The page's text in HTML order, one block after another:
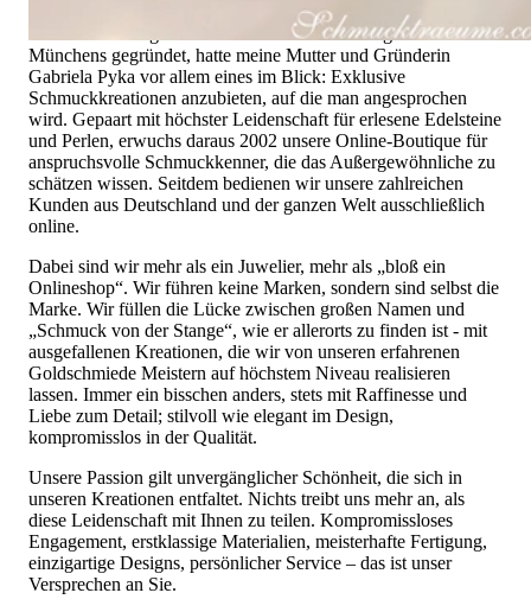
ist nicht nur unsere Überzeugung, sondern auch der Gedanke,
mit dem alles begann. 1995 als kleines Juweliergeschäft nahe
Münchens gegründet, hatte meine Mutter und Gründerin
Gabriela Pyka vor allem eines im Blick: Exklusive
Schmuckkreationen anzubieten, auf die man angesprochen
wird. Gepaart mit höchster Leidenschaft für erlesene Edelsteine
und Perlen, erwuchs daraus 2002 unsere Online-Boutique für
anspruchsvolle Schmuckkenner, die das Außergewöhnliche zu
schätzen wissen. Seitdem bedienen wir unsere zahlreichen
Kunden aus Deutschland und der ganzen Welt ausschließlich
online.
Dabei sind wir mehr als ein Juwelier, mehr als „bloß ein
Onlineshop“. Wir führen keine Marken, sondern sind selbst die
Marke. Wir füllen die Lücke zwischen großen Namen und
„Schmuck von der Stange“, wie er allerorts zu finden ist - mit
ausgefallenen Kreationen, die wir von unseren erfahrenen
Goldschmiede Meistern auf höchstem Niveau realisieren
lassen. Immer ein bisschen anders, stets mit Raffinesse und
Liebe zum Detail; stilvoll wie elegant im Design,
kompromisslos in der Qualität.
Unsere Passion gilt unvergänglicher Schönheit, die sich in
unseren Kreationen entfaltet. Nichts treibt uns mehr an, als
diese Leidenschaft mit Ihnen zu teilen. Kompromissloses
Engagement, erstklassige Materialien, meisterhafte Fertigung,
einzigartige Designs, persönlicher Service – das ist unser
Versprechen an Sie.